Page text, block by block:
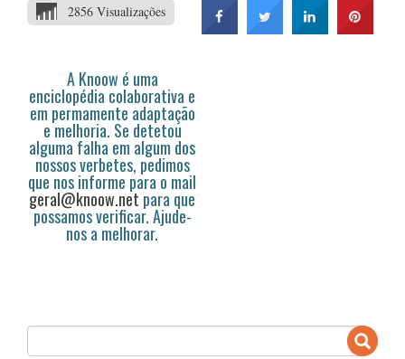
2856 Visualizações
A Knoow é uma
enciclopédia colaborativa e
em permamente adaptação
e melhoria. Se detetou
alguma falha em algum dos
nossos verbetes, pedimos
que nos informe para o mail
geral@knoow.net para que
possamos verificar. Ajude-
nos a melhorar.